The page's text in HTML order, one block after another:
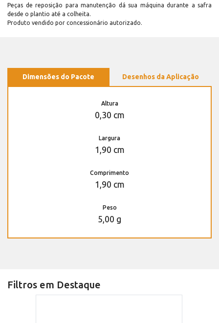
Peças de reposição para manutenção dá sua máquina durante a safra
desde o plantio até a colheita.
Produto vendido por concessionário autorizado.
Dimensões do Pacote Desenhos da Aplicação
Altura
0,30 cm
Largura
1,90 cm
Comprimento
1,90 cm
Peso
5,00 g
Filtros em Destaque